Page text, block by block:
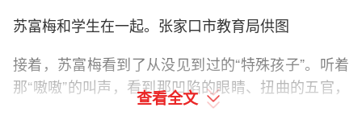
苏富梅和学生在一起。张家口市教育局供图
接着，苏富梅看到了从没见到过的“特殊孩子”。听着
那“嗷嗷”的叫声，看到那凹陷的眼睛、扭曲的五官，
这一切着实让她望而生怯。尽管心中更多的是忐忑，
查看全文